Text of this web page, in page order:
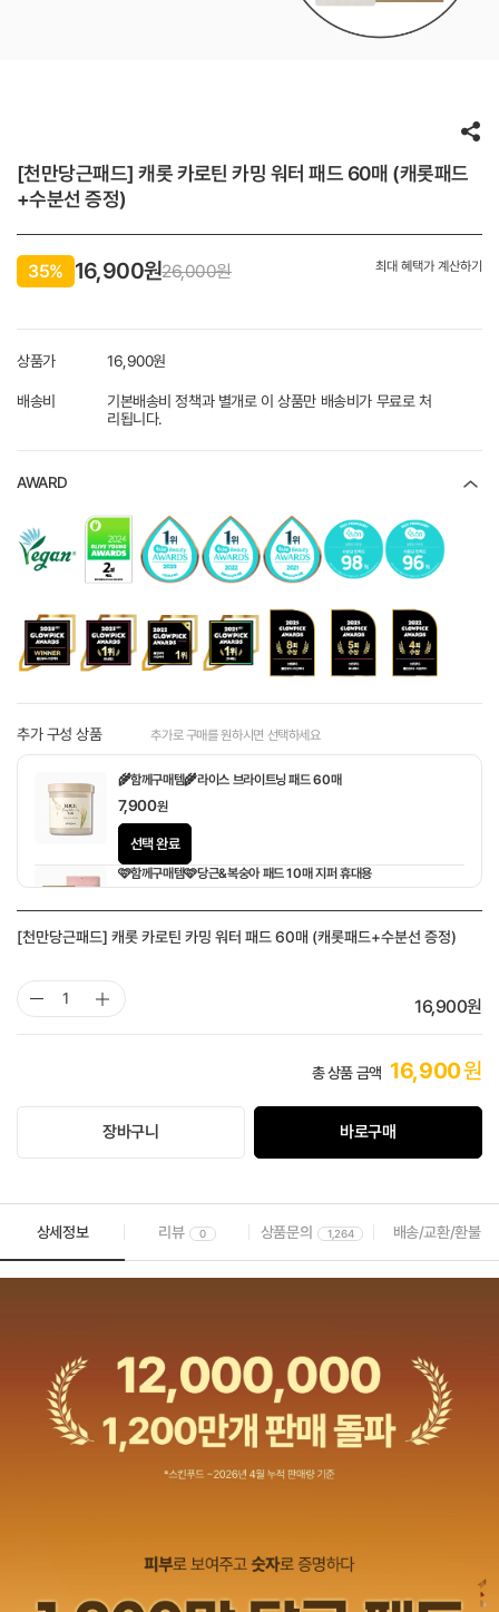
[천만당근패드] 캐롯 카로틴 카밍 워터 패드 60매 (캐롯패드
+수분선 증정)
최대 혜택가 계산하기
35% 16,900원26,000원
상품가 16,900원
배송비
기본배송비 정책과 별개로 이 상품만 배송비가 무료로 처
리됩니다.
AWARD
추가 구성 상품 추가로 구매를 원하시면 선택하세요
🌾함께구매템🌾라이스 브라이트닝 패드 60매
7,900원
선택 완료
🩷함께구매템🩷당근&복숭아 패드 10매 지퍼 휴대용
[천만당근패드] 캐롯 카로틴 카밍 워터 패드 60매 (캐롯패드+수분선 증정)
16,900원
총 상품 금액 16,900원
장바구니 바로구매
상세정보 리뷰 0 상품문의 1,264 배송/교환/환불